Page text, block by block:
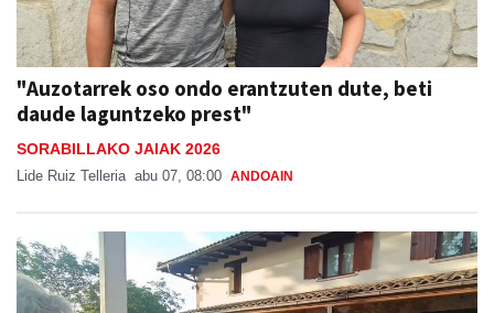
"Auzotarrek oso ondo erantzuten dute, beti
daude laguntzeko prest"
SORABILLAKO JAIAK 2026
Lide Ruiz Telleria abu 07, 08:00 ANDOAIN